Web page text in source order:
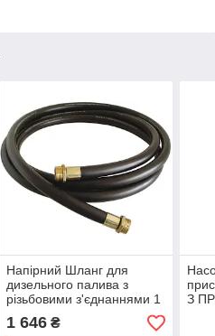
Напірний Шланг для
дизельного палива з
різьбовими з'єднаннями 1
BSP, 4 метри
1 646₴
З